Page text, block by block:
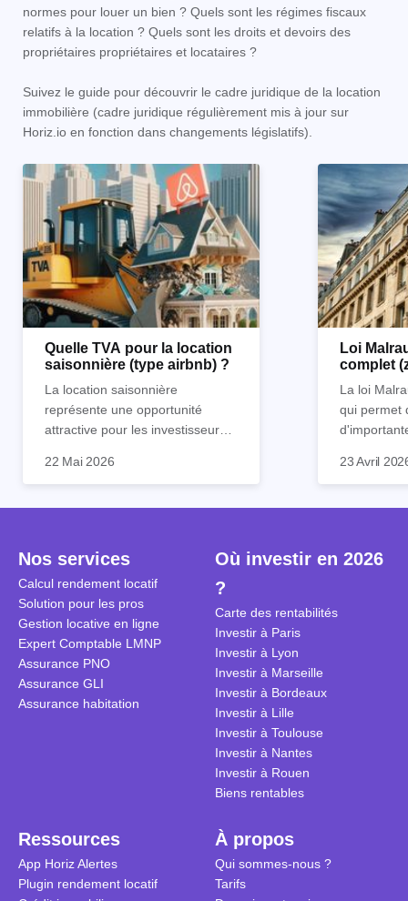
normes pour louer un bien ? Quels sont les régimes fiscaux
relatifs à la location ? Quels sont les droits et devoirs des
propriétaires propriétaires et locataires ?
Suivez le guide pour découvrir le cadre juridique de la location
immobilière (cadre juridique régulièrement mis à jour sur
Horiz.io en fonction dans changements législatifs).
Quelle TVA pour la location
saisonnière (type airbnb) ?
La location saisonnière
représente une opportunité
attractive pour les investisseurs
patrimoine et générer des
Cependant, il est crucial de
notamment la TVA, afin
d'optimiser cette activité.
Et qu’a-t-on appris à la rentrée
la TVA est généralisé pour les
saisonnière dans certaines
conditions. On fait le point dans
cet article.
22 Mai 2026
Loi
complet
La loi
qui permet
immobilier.
historique
quelles
pour en
23 Avril
Nos services
Calcul rendement locatif
Solution pour les pros
Gestion locative en ligne
Expert Comptable LMNP
Assurance PNO
Assurance GLI
Assurance habitation
Où investir en 2026
?
Carte des rentabilités
Investir à Paris
Investir à Lyon
Investir à Marseille
Investir à Bordeaux
Investir à Lille
Investir à Toulouse
Investir à Nantes
Investir à Rouen
Biens rentables
Ressources
App Horiz Alertes
Plugin rendement locatif
À propos
Qui sommes-nous ?
Tarifs